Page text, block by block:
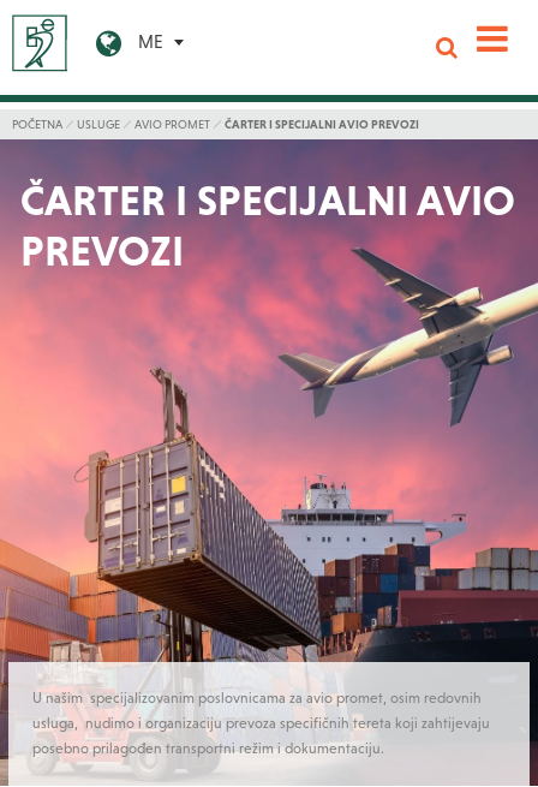
ME
POČETNA USLUGE AVIO PROMET ČARTER I SPECIJALNI AVIO PREVOZI
ČARTER I SPECIJALNI AVIO
PREVOZI
U našim specijalizovanim poslovnicama za avio promet, osim redovnih
usluga, nudimo i organizaciju prevoza specifičnih tereta koji zahtijevaju
posebno prilagođen transportni režim i dokumentaciju.